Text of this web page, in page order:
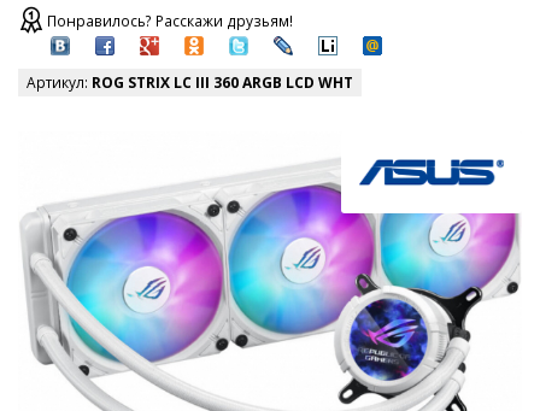
Понравилось? Расскажи друзьям!
Артикул: ROG STRIX LC III 360 ARGB LCD WHT